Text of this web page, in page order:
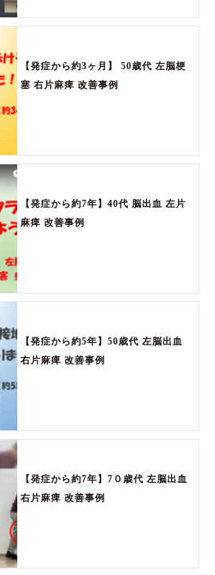
【発症から約3ヶ月】 50歳代 左脳梗
塞 右片麻痺 改善事例
【発症から約7年】40代 脳出血 左片
麻痺 改善事例
【発症から約5年】50歳代 左脳出血
右片麻痺 改善事例
【発症から約7年】7０歳代 左脳出血
右片麻痺 改善事例